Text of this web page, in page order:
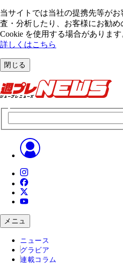
当サイトでは当社の提携先等が
査・分析したり、お客様にお勧
Cookie を使⽤する場合があります
詳しくはこちら
閉じる
メニュ
ニュース
グラビア
連載コラム